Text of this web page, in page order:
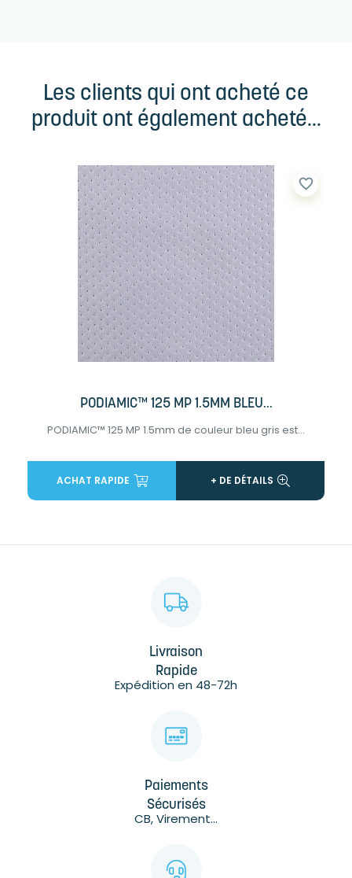
Les clients qui ont acheté ce
produit ont également acheté...
PODIAMIC™ 125 MP 1.5MM BLEU...
PODIAMIC™ 125 MP 1.5mm de couleur bleu gris est...
favorite_border
ACHAT RAPIDE + DE DÉTAILS
Livraison
Rapide
Expédition en 48-72h
Paiements
Sécurisés
CB, Virement...